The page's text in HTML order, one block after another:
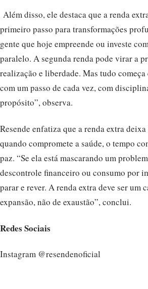
Além disso, ele destaca que a renda
primeiro passo para transformações
gente que hoje empreende ou investe
paralelo. A segunda renda pode virar a
realização e liberdade. Mas tudo começa
com um passo de cada vez, com
propósito”, observa.
Resende enfatiza que a renda extra
quando compromete a saúde, o tempo
paz. “Se ela está mascarando um
descontrole financeiro ou consumo por
parar e rever. A renda extra deve ser um
expansão, não de exaustão”, conclui.
Redes Sociais
Instagram @resendenoficial